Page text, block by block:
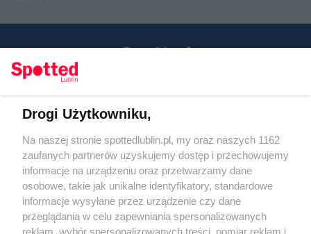
KATEGORIE
Regulamin
Polityka prywatności
RODO
Warunki korzystania z treści
Drogi Użytkowniku,
Na naszej stronie spottedlublin.pl, my oraz naszych 1162
zaufanych partnerów uzyskujemy dostęp i przechowujemy
informacje na urządzeniu oraz przetwarzamy dane
osobowe, takie jak unikalne identyfikatory, standardowe
informacje wysyłane przez urządzenie czy dane
przeglądania w celu zapewniania spersonalizowanych
reklam, wybór spersonalizowanych treści, pomiar reklam i